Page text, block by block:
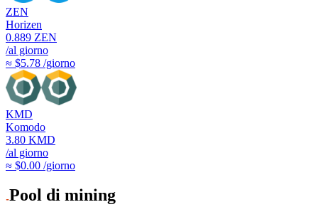
ZEN
Horizen
0.889 ZEN
/al giorno
≈ $5.78 /giorno
KMD
Komodo
3.80 KMD
/al giorno
≈ $0.00 /giorno
Pool di mining